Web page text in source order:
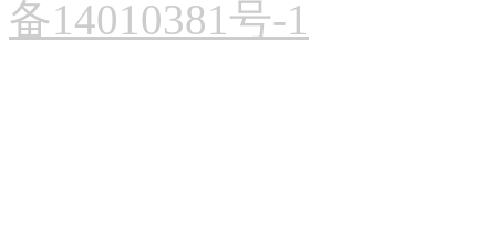
备14010381号-1